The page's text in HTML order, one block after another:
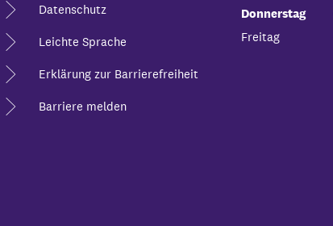
Datenschutz
Leichte Sprache
Erklärung zur Barrierefreiheit
Barriere melden
Donnerstag
Freitag